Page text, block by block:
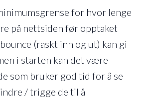
for hvor lenge
på nettsiden før opptaket
(raskt inn og ut) kan gi
i starten kan det være
som bruker god tid for å se
/ trigge de til å